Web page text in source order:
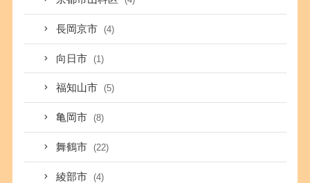
長岡京市 (4)
向日市 (1)
福知山市 (5)
亀岡市 (8)
舞鶴市 (22)
綾部市 (4)